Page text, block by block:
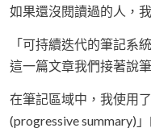
如果還沒閱讀過的人，
「可持續迭代的筆記系
這一篇文章我們接著說
在筆記區域中，我使用
(progressive summary)